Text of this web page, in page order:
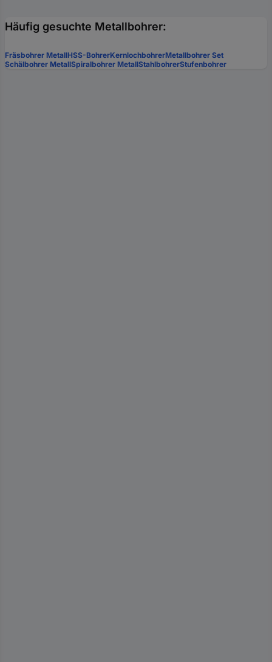
Häufig gesuchte Metallbohrer:
Fräsbohrer MetallHSS-BohrerKernlochbohrerMetallbohrer Set
Schälbohrer MetallSpiralbohrer MetallStahlbohrerStufenbohrer